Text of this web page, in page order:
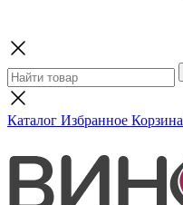
Каталог Избранное Корзина